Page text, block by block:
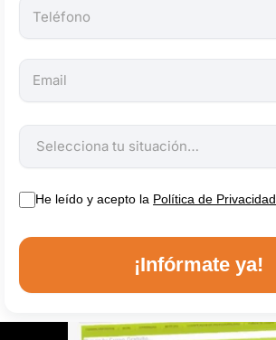
He leído y acepto la Política de Privacidad
¡Infórmate ya!